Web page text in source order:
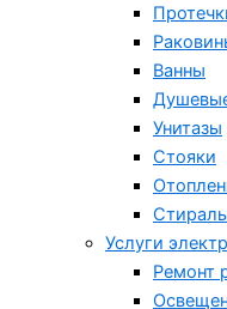
Ванны
Унитазы
Стояки
Услуги
Ремонт